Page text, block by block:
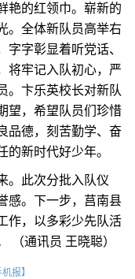
艳的红领巾。崭新的
。全体新队员高举右
字彰显着听党话、
将牢记入队初心，严
。卞乐英校长对新队
望，希望队员们珍惜
品德，刻苦勤学、奋
的新时代好少年。
此次分批入队仪
感。下一步，莒南县
作，以多彩少先队活
（通讯员 王晓聪）
报】